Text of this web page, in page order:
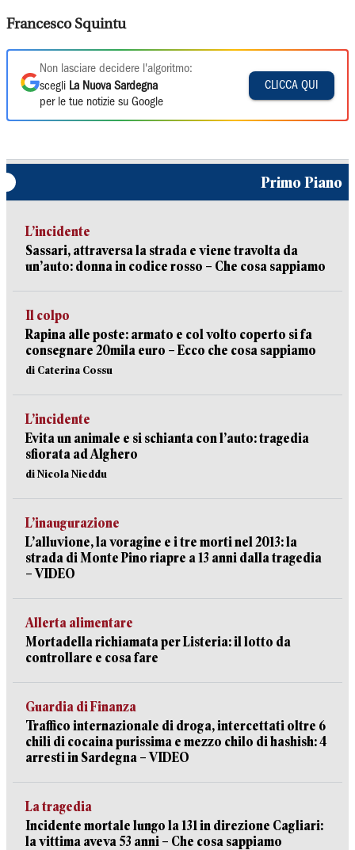
Francesco Squintu
Non lasciare decidere l'algoritmo:
scegli La Nuova Sardegna
per le tue notizie su Google
CLICCA QUI
Primo Piano
L’incidente
Sassari, attraversa la strada e viene travolta da
un’auto: donna in codice rosso – Che cosa sappiamo
Il colpo
Rapina alle poste: armato e col volto coperto si fa
consegnare 20mila euro – Ecco che cosa sappiamo
di Caterina Cossu
L’incidente
Evita un animale e si schianta con l’auto: tragedia
sfiorata ad Alghero
di Nicola Nieddu
L’inaugurazione
L’alluvione, la voragine e i tre morti nel 2013: la
strada di Monte Pino riapre a 13 anni dalla tragedia
– VIDEO
Allerta alimentare
Mortadella richiamata per Listeria: il lotto da
controllare e cosa fare
Guardia di Finanza
Traffico internazionale di droga, intercettati oltre 6
chili di cocaina purissima e mezzo chilo di hashish: 4
arresti in Sardegna – VIDEO
La tragedia
Incidente mortale lungo la 131 in direzione Cagliari:
la vittima aveva 53 anni – Che cosa sappiamo